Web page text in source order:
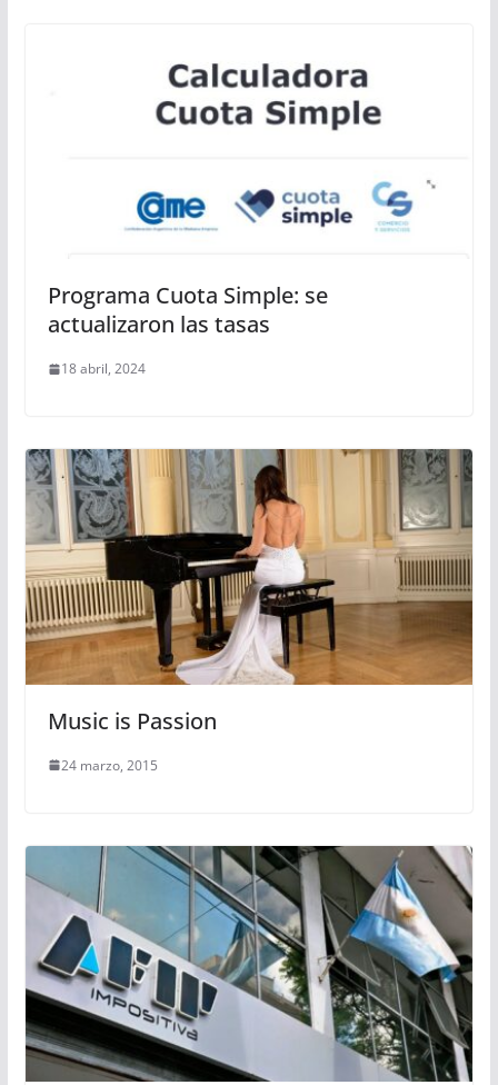
Programa Cuota Simple: se
actualizaron las tasas
18 abril, 2024
Music is Passion
24 marzo, 2015